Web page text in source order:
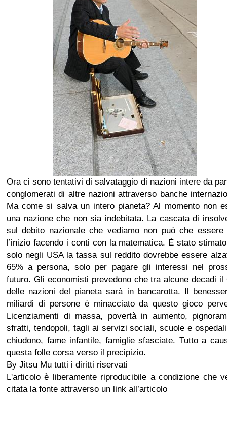
Ora ci sono tentativi di salvataggio di nazioni intere da
conglomerati di altre nazioni attraverso banche
Ma come si salva un intero pianeta? Al momento non
una nazione che non sia indebitata. La cascata di
sul debito nazionale che vediamo non può che essere
l’inizio facendo i conti con la matematica. È stato
solo negli USA la tassa sul reddito dovrebbe essere
65% a persona, solo per pagare gli interessi nel
futuro. Gli economisti prevedono che tra alcune decadi il
delle nazioni del pianeta sarà in bancarotta. Il
miliardi di persone è minacciato da questo gioco
Licenziamenti di massa, povertà in aumento,
sfratti, tendopoli, tagli ai servizi sociali, scuole e
chiudono, fame infantile, famiglie sfasciate. Tutto a
questa folle corsa verso il precipizio.
By Jitsu Mu tutti i diritti riservati
L'articolo è liberamente riproducibile a condizione che
citata la fonte attraverso un link all’articolo